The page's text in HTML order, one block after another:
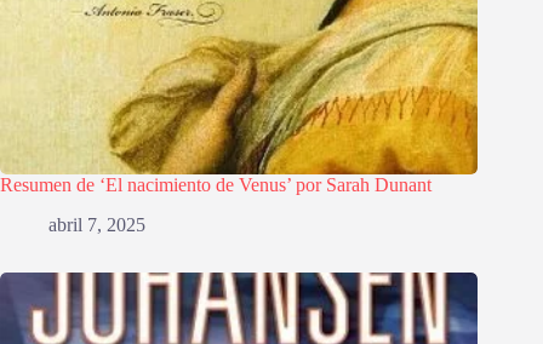
Resumen de ‘El nacimiento de Venus’ por Sarah Dunant
abril 7, 2025